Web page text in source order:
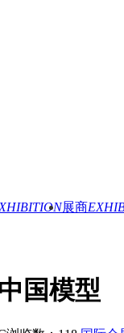
展商
国模型